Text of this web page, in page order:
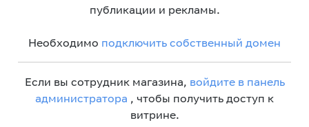
публикации и рекламы.
Необходимо подключить собственный домен
Если вы сотрудник магазина, войдите в панель
администратора , чтобы получить доступ к
витрине.